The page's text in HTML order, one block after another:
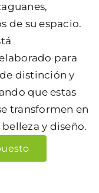
de su espacio.
para
distinción y
que estas
transformen en
y diseño.